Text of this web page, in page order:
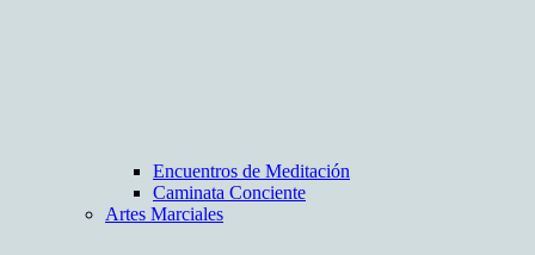
Encuentros de Meditación
Caminata Conciente
Artes Marciales